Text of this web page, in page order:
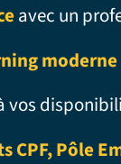
avec un
vos
CPF, Pôle